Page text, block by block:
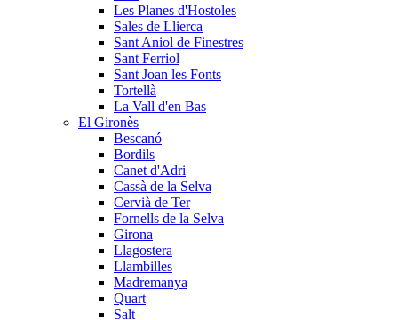
Les Planes d'Hostoles
Sales de Llierca
Sant Aniol de Finestres
Sant Ferriol
Sant Joan les Fonts
Tortellà
La Vall d'en Bas
El Gironès
Bescanó
Bordils
Canet d'Adri
Cassà de la Selva
Cervià de Ter
Fornells de la Selva
Girona
Llagostera
Llambilles
Madremanya
Quart
Salt